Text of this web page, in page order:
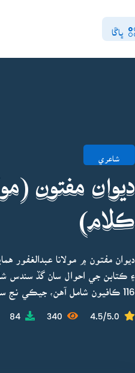
ڀاڱا
شاعري
ديوان مفتون
ڪلام)
ديوان مفتون ۾ مولانا عبدالغفور
۽ ڪتابن جي احوال سان گڏ سندس
116 ڪافيون شامل آهن، جيڪي نج سنڌي ٻوليءَ جو اعليٰ نمونو آهن.
4.5/5.0
340
84